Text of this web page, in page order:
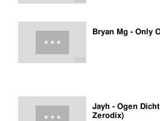
Bryan Mg - Only
Jayh - Ogen
Zerodix)